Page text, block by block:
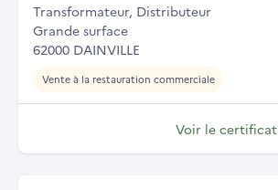
Transformateur, Distributeur
Grande surface
62000 DAINVILLE
Vente à la restauration commerciale
Voir le certificat